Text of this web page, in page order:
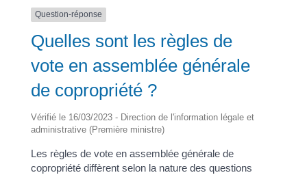
Question-réponse
Quelles sont les règles de
vote en assemblée générale
de copropriété ?
Vérifié le 16/03/2023 - Direction de l'information légale et
administrative (Première ministre)
Les règles de vote en assemblée générale de
copropriété diffèrent selon la nature des questions